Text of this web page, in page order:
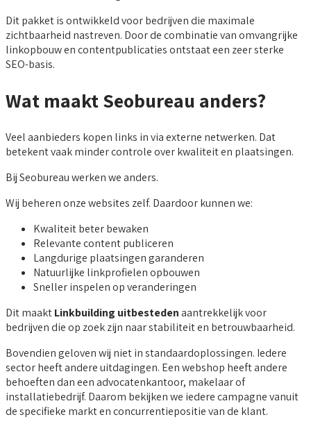
Dit pakket is ontwikkeld voor bedrijven die maximale
zichtbaarheid nastreven. Door de combinatie van omvangrijke
linkopbouw en contentpublicaties ontstaat een zeer sterke
SEO-basis.
Wat maakt Seobureau anders?
Veel aanbieders kopen links in via externe netwerken. Dat
betekent vaak minder controle over kwaliteit en plaatsingen.
Bij Seobureau werken we anders.
Wij beheren onze websites zelf. Daardoor kunnen we:
Kwaliteit beter bewaken
Relevante content publiceren
Langdurige plaatsingen garanderen
Natuurlijke linkprofielen opbouwen
Sneller inspelen op veranderingen
Dit maaktLinkbuilding uitbestedenaantrekkelijk voor
bedrijven die op zoek zijn naar stabiliteit en betrouwbaarheid.
Bovendien geloven wij niet in standaardoplossingen. Iedere
sector heeft andere uitdagingen. Een webshop heeft andere
behoeften dan een advocatenkantoor, makelaar of
installatiebedrijf. Daarom bekijken we iedere campagne vanuit
de specifieke markt en concurrentiepositie van de klant.